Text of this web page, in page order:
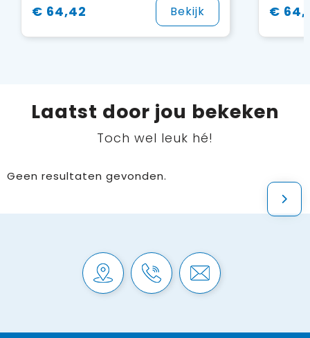
€ 64,42 Bekijk €
Laatst door jou bekeken
Toch wel leuk hé!
Geen resultaten gevonden.